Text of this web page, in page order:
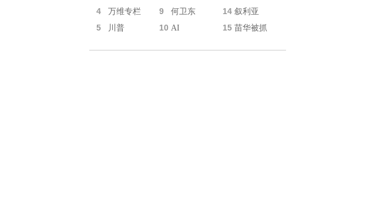
4 万维专栏 9 何卫东 14 叙利亚
5 川普 10 AI 15 苗华被抓